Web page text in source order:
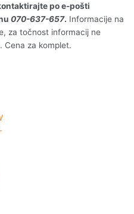
po e-pošti
070-637-657. Informacije na
za točnost informacij ne
Cena za komplet.